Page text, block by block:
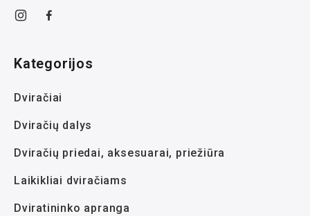
Kategorijos
Dviračiai
Dviračių dalys
Dviračių priedai, aksesuarai, priežiūra
Laikikliai dviračiams
Dviratininko apranga